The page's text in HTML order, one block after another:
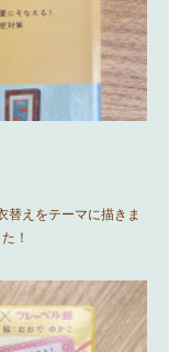
替えをテーマに描きま
！